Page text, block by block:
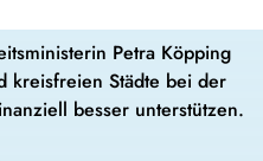
Petra Köpping
kreisfreien Städte bei der
besser unterstützen.